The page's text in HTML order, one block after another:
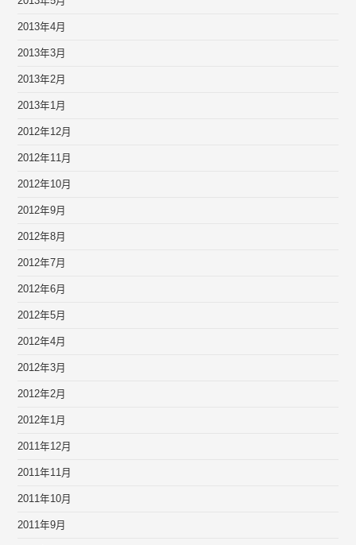
2013年4月
2013年3月
2013年2月
2013年1月
2012年12月
2012年11月
2012年10月
2012年9月
2012年8月
2012年7月
2012年6月
2012年5月
2012年4月
2012年3月
2012年2月
2012年1月
2011年12月
2011年11月
2011年10月
2011年9月